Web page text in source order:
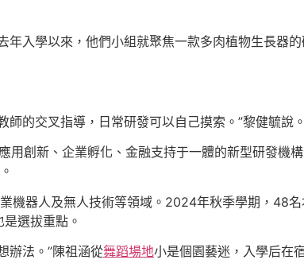
入學以來，他們小組就聚焦一款多肉植物生長器
的交叉指導，日常研發可以自己摸索。”黎健毓說。
創新、企業孵化、金融支持于一體的新型研發機
機器人及無人技術等領域。2024年秋季學期，48
選拔重點。
辦法。”陳祖涵從舞蹈場地小是個園藝迷，入學后在